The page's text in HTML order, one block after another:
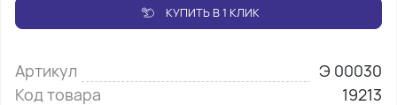
КУПИТЬ В 1 КЛИК
Артикул
Э 00030
Код товара
19213